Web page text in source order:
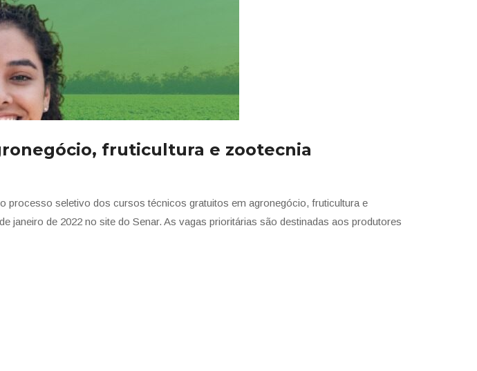
fruticultura e zootecnia
processo seletivo dos cursos técnicos gratuitos em agronegócio, fruticultura e
janeiro de 2022 no site do Senar. As vagas prioritárias são destinadas aos produtores